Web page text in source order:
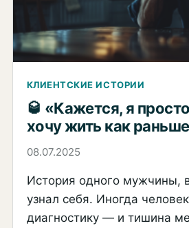
КЛИЕНТСКИЕ ИСТОРИИ
🥃 «Кажется, я
хочу жить как
08.07.2025
История одного мужчины,
узнал себя. Иногда
диагностику — и тишина